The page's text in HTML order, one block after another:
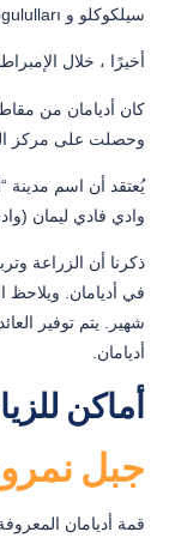
سيلكوكلو و Dulkadirogululları في
أخيرًا ، خلال
كان أديامان من
وحصلت على مركز المقاطعة
يُعتقد أن اسم مدينة
وادي فادي ليمان
ذكرنا أن الزراعة
في أديامان.
أديامان.
أماكن
جبل
قمة أديامان